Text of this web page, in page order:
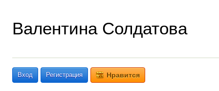
Валентина Солдатова
Вход Регистрация Нравится